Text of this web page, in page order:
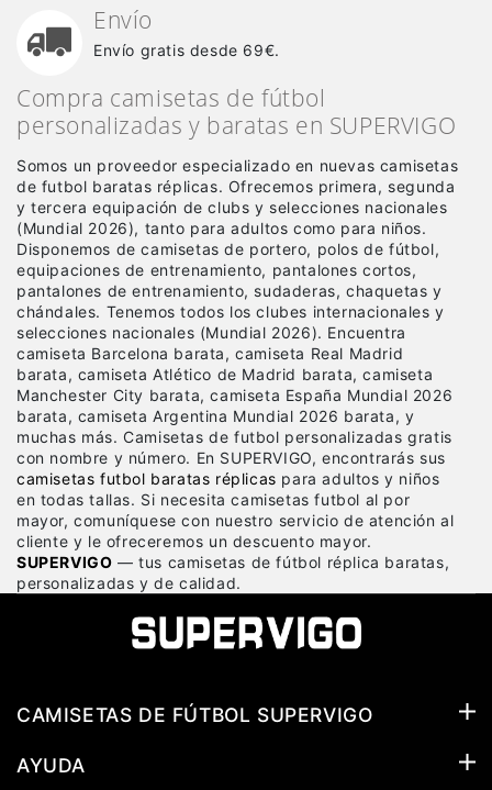
Envío
Envío gratis desde 69€.
Compra camisetas de fútbol
personalizadas y baratas en SUPERVIGO
Somos un proveedor especializado en nuevas camisetas
de futbol baratas réplicas. Ofrecemos primera, segunda
y tercera equipación de clubs y selecciones nacionales
(Mundial 2026), tanto para adultos como para niños.
Disponemos de camisetas de portero, polos de fútbol,
equipaciones de entrenamiento, pantalones cortos,
pantalones de entrenamiento, sudaderas, chaquetas y
chándales. Tenemos todos los clubes internacionales y
selecciones nacionales (Mundial 2026). Encuentra
camiseta Barcelona barata, camiseta Real Madrid
barata, camiseta Atlético de Madrid barata, camiseta
Manchester City barata, camiseta España Mundial 2026
barata, camiseta Argentina Mundial 2026 barata, y
muchas más. Camisetas de futbol personalizadas gratis
con nombre y número. En SUPERVIGO, encontrarás sus
camisetas futbol baratas réplicas para adultos y niños
en todas tallas. Si necesita camisetas futbol al por
mayor, comuníquese con nuestro servicio de atención al
cliente y le ofreceremos un descuento mayor.
SUPERVIGO — tus camisetas de fútbol réplica baratas,
personalizadas y de calidad.
CAMISETAS DE FÚTBOL SUPERVIGO
AYUDA